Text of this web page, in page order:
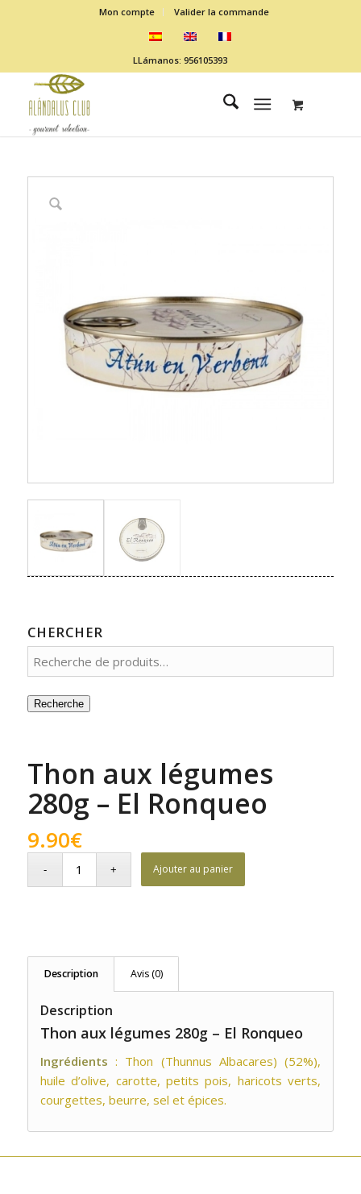
Mon compte Valider la commande
LLámanos: 956105393
CHERCHER
Recherche
Thon aux légumes
280g – El Ronqueo
9.90€
Ajouter au panier
Description Avis (0)
Description
Thon aux légumes 280g – El Ronqueo
Ingrédients : Thon (Thunnus Albacares) (52%),
huile d’olive, carotte, petits pois, haricots verts,
courgettes, beurre, sel et épices.